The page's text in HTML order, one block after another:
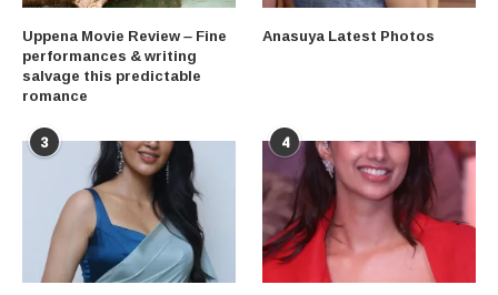
Uppena Movie Review – Fine
performances & writing
salvage this predictable
romance
Anasuya Latest Photos
3 4